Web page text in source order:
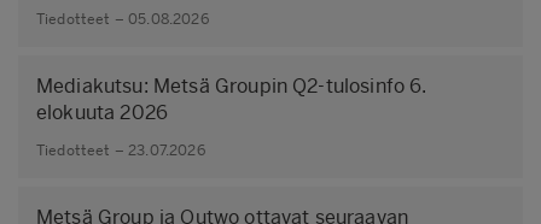
Tiedotteet – 05.08.2026
Mediakutsu: Metsä Groupin Q2-tulosinfo 6.
elokuuta 2026
Tiedotteet – 23.07.2026
Metsä Group ja Qutwo ottavat seuraavan